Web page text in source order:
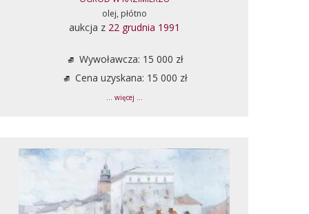
olej, płótno
aukcja z 22 grudnia 1991
Wywoławcza: 15 000 zł
Cena uzyskana: 15 000 zł
... więcej ...